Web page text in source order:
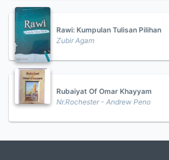
Rawi: Kumpulan Tulisan Pilihan
Zubir Agam
Rubaiyat Of Omar Khayyam
Nr.Rochester - Andrew Peno